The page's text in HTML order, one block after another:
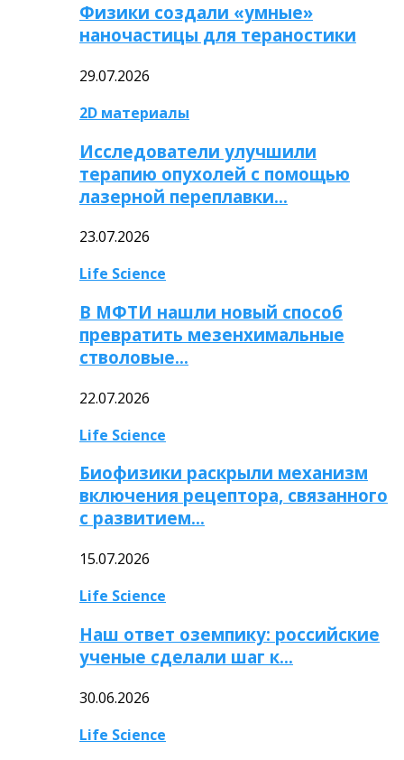
Физики создали «умные»
наночастицы для тераностики
29.07.2026
2D материалы
Исследователи улучшили
терапию опухолей с помощью
лазерной переплавки…
23.07.2026
Life Science
В МФТИ нашли новый способ
превратить мезенхимальные
стволовые…
22.07.2026
Life Science
Биофизики раскрыли механизм
включения рецептора, связанного
с развитием…
15.07.2026
Life Science
Наш ответ оземпику: российские
ученые сделали шаг к…
30.06.2026
Life Science